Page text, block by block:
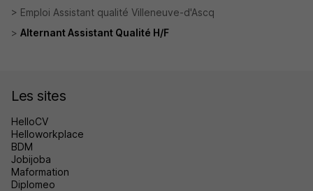
Emploi Assistant qualité Villeneuve-d'Ascq
Alternant Assistant Qualité H/F
Les sites
HelloCV
Helloworkplace
BDM
Jobijoba
Maformation
Diplomeo